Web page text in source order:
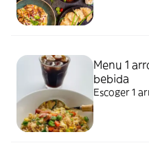
Menu 1
bebida
Escoger 1